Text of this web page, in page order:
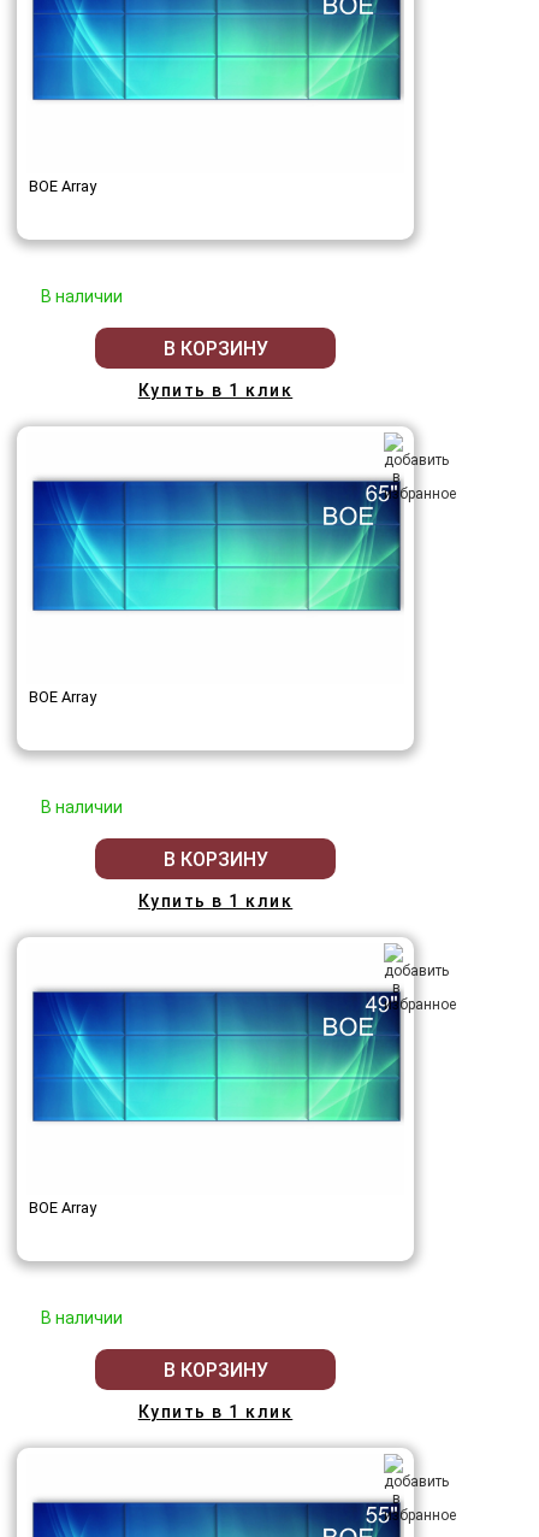
BOE Array
В наличии
В КОРЗИНУ
Купить в 1 клик
BOE Array
В наличии
В КОРЗИНУ
Купить в 1 клик
BOE Array
В наличии
В КОРЗИНУ
Купить в 1 клик